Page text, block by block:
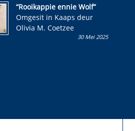
kinderboek en staan ’n
kans om R50 000 te wen!
“Rooikappie ennie Wolf”
Omgesit in Kaaps deur
Olivia M. Coetzee
30 Mei 2025